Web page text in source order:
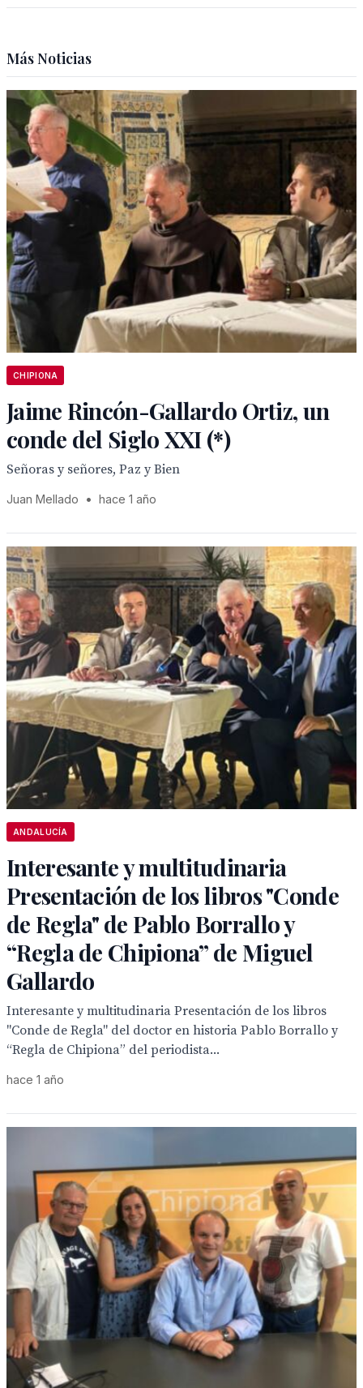
Más Noticias
CHIPIONA
Jaime Rincón-Gallardo Ortiz, un
conde del Siglo XXI (*)
Señoras y señores, Paz y Bien
Juan Mellado • hace 1 año
ANDALUCÍA
Interesante y multitudinaria
Presentación de los libros "Conde
de Regla" de Pablo Borrallo y
“Regla de Chipiona” de Miguel
Gallardo
Interesante y multitudinaria Presentación de los libros
"Conde de Regla" del doctor en historia Pablo Borrallo y
“Regla de Chipiona” del periodista...
hace 1 año